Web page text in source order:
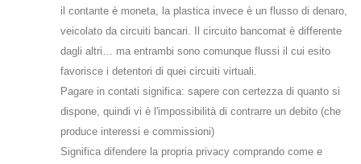
il contante è moneta, la plastica invece è un flusso di denaro,
veicolato da circuiti bancari. Il circuito bancomat è differente
dagli altri… ma entrambi sono comunque flussi il cui esito
favorisce i detentori di quei circuiti virtuali.
Pagare in contati significa: sapere con certezza di quanto si
dispone, quindi vi è l'impossibilità di contrarre un debito (che
produce interessi e commissioni)
Significa difendere la propria privacy comprando come e